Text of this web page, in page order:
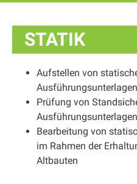
STATIK
Aufstellen von
Ausführungsunterlagen
Prüfung von
Ausführungsunterlagen
Bearbeitung von
im Rahmen der
Altbauten